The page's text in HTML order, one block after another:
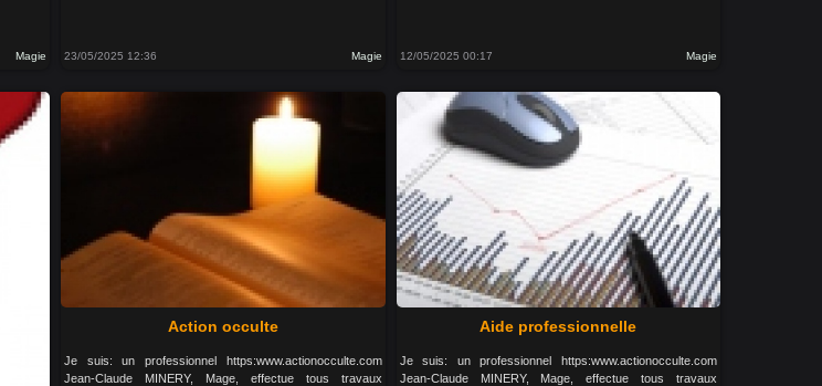
Magie 23/05/2025 12:36 Magie 12/05/2025 00:17 Magie
Action occulte
Je suis: un professionnel https:www.actionocculte.com
Jean-Claude MINERY, Mage, effectue tous travaux
Aide professionnelle
Je suis: un professionnel https:www.actionocculte.com
Jean-Claude MINERY, Mage, effectue tous travaux